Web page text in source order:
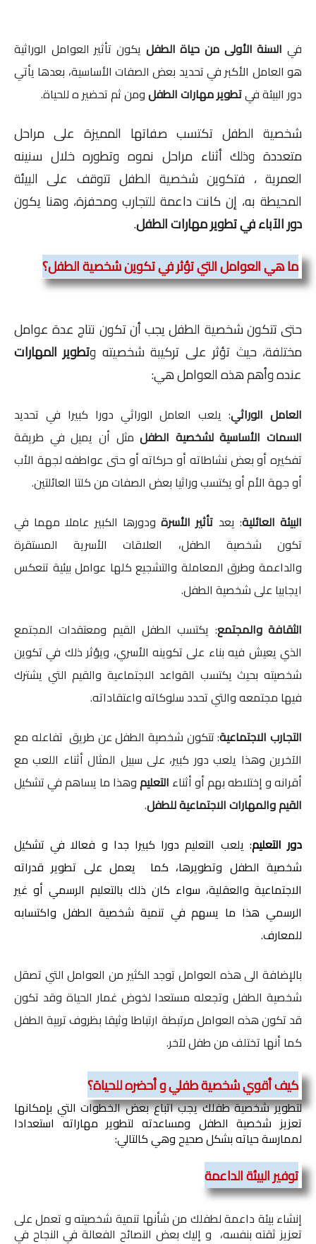
في السنة الأولى من حياة الطفل يكون تأثير العوامل الوراثية
هو العامل الأكبر في تحديد بعض الصفات الأساسية، بعدها يأتي
دور البيئة فيتطويرمهارات الطفلومن ثم تحضير ه للحياة.
شخصية الطفل تكتسب صفاتها المميزة على مراحل
متعددة وذلك أثناء مراحل نموه وتطوره خلال سنينه
العمرية ، فتكوين شخصية الطفل تتوقف على البيئة
المحيطة به، إن كانت داعمة للتجارب ومحفزة، وهنا يكون
دور الآباء في تطوير مهارات الطفل.
ما هي العوامل التي تؤثر في تكوين شخصية الطفل؟
حتى تتكون شخصية الطفل يجب أن تكون نتاج عدة عوامل
مختلفة، حيث تؤثر على تركيبة شخصيته وتطوير المهارات
عنده وأهم هذه العوامل هي:
العامل الوراثي: يلعب العامل الوراثي دورا كبيرا في تحديد
السمات الأساسية لشخصية الطفلمثل أن يميل في طريقة
تفكيره أو بعض نشاطاته أو حركاته أو حتى عواطفه لجهة الأب
أو جهة الأم أو يكتسب وراثيا بعض الصفات من كلتا العائلتين.
البيئة العائلية: يعد تأثير الأسرةودورها الكبير عاملا مهما في
تكون شخصية الطفل، العلاقات الأسرية المستقرة
والداعمة وطرق المعاملة والتشجيع كلها عوامل بيئية تنعكس
ايجابيا على شخصية الطفل.
الثقافة والمجتمع: يكتسب الطفل القيم ومعتقدات المجتمع
الذي يعيش فيه بناء على تكوينه الأسري، ويؤثر ذلك في تكوين
شخصيته بحيث يكتسب القواعد الاجتماعية والقيم التي يشترك
فيها مجتمعه والتي تحدد سلوكاته واعتقاداته.
التجارب الاجتماعية: تتكون شخصية الطفل عن طريق تفاعله مع
الآخرين وهذا يلعب دور كبير، على سبيل المثال أثناء اللعب مع
أقرانه و إختلاطه بهم أو أثناء التعليموهذا ما يساهم في تشكيل
القيم والمهارات الاجتماعية للطفل.
دور التعليم: يلعب التعليم دورا كبيرا جدا و فعالا في تشكيل
شخصية الطفل وتطويرها، كما يعمل على تطوير قدراته
الاجتماعية والعقلية، سواء كان ذلك بالتعليم الرسمي أو غير
الرسمي هذا ما يسهم في تنمية شخصية الطفل واكتسابه
للمعارف.
بالإضافة الى هذه العوامل توجد الكثير من العوامل التي تصقل
شخصية الطفل وتجعله مستعدا لخوض غمار الحياة وقد تكون
قد تكون هذه العوامل مرتبطة ارتباطا وثيقا بظروف تربية الطفل
كما أنها تختلف من طفل لآخر.
كيف أقوي شخصية طفلي و أحضره للحياة؟
لممارسة حياته بشكل صحيح وهي كالتالي:
توفير البيئة الداعمة
إنشاء بيئة داعمة لطفلك من شأنها تنمية شخصيته و تعمل على
تعزيز ثقته بنفسه، و إليك بعض النصائح الفعالة في النجاح في